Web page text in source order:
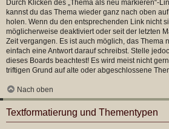
Durch Klicken des „Thema als neu markieren“-
kannst du das Thema wieder ganz nach oben
holen. Wenn du den entsprechenden Link nicht
möglicherweise deaktiviert oder seit der letzten
Zeit vergangen. Es ist auch möglich, das Thema
einfach eine Antwort darauf schreibst. Stelle
dieses Boards beachtest! Es wird meist nicht
triftigen Grund auf alte oder abgeschlossene
Nach oben
Textformatierung und Thementypen